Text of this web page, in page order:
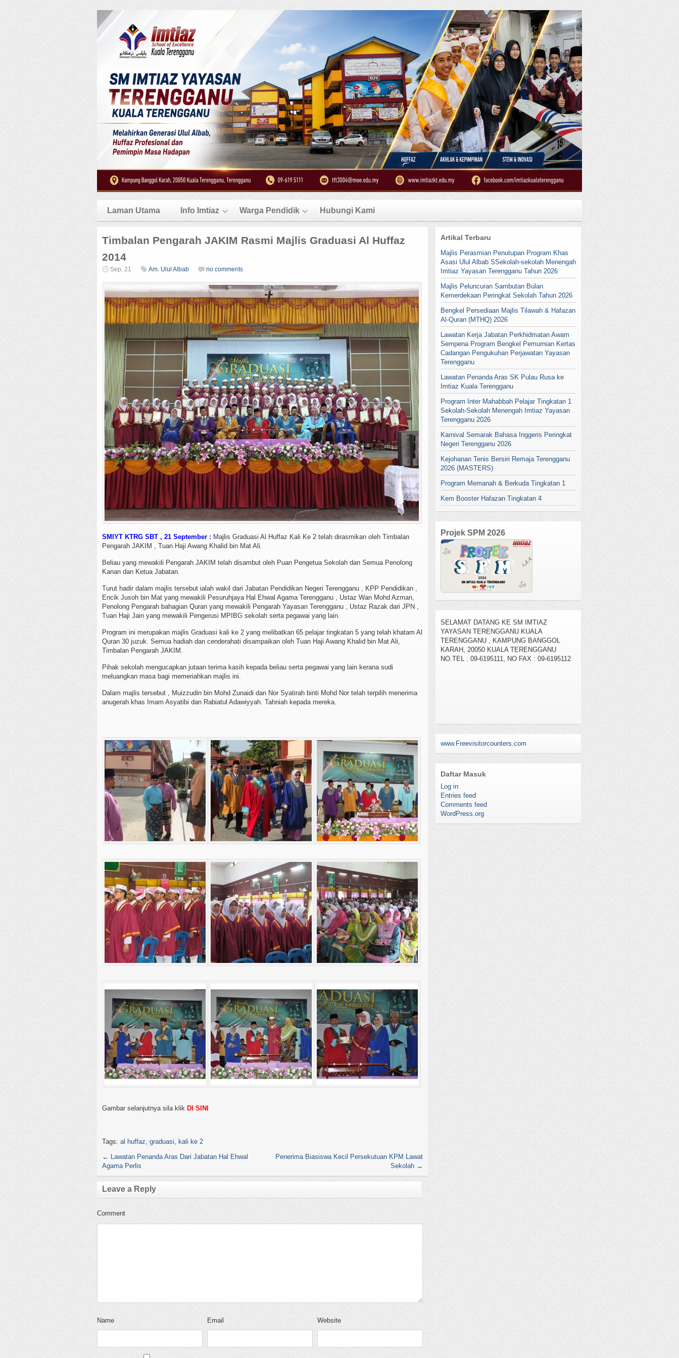
Laman Utama Info Imtiaz Warga Pendidik Hubungi Kami
Timbalan Pengarah JAKIM Rasmi Majlis Graduasi Al Huffaz
2014
Sep. 21 Am, Ulul Albab no comments
SMIYT KTRG SBT , 21 September : Majlis Graduasi Al Huffaz Kali Ke 2 telah dirasmikan oleh Timbalan
Pengarah JAKIM , Tuan Haji Awang Khalid bin Mat Ali.
Beliau yang mewakili Pengarah JAKIM telah disambut oleh Puan Pengetua Sekolah dan Semua Penolong
Kanan dan Ketua Jabatan.
Turut hadir dalam majlis tersebut ialah wakil dari Jabatan Pendidikan Negeri Terengganu , KPP Pendidikan ,
Encik Jusoh bin Mat yang mewakili Pesuruhjaya Hal Ehwal Agama Terengganu , Ustaz Wan Mohd Azman,
Penolong Pengarah bahagian Quran yang mewakili Pengarah Yayasan Terengganu , Ustaz Razak dari JPN ,
Tuan Haji Jain yang mewakili Pengerusi MPIBG sekolah serta pegawai yang lain.
Program ini merupakan majlis Graduasi kali ke 2 yang melibatkan 65 pelajar tingkatan 5 yang telah khatam Al
Quran 30 juzuk. Semua hadiah dan cenderahati disampaikan oleh Tuan Haji Awang Khalid bin Mat Ali,
Timbalan Pengarah JAKIM.
Pihak sekolah mengucapkan jutaan terima kasih kepada beliau serta pegawai yang lain kerana sudi
meluangkan masa bagi memeriahkan majlis ini.
Dalam majlis tersebut , Muizzudin bin Mohd Zunaidi dan Nor Syatirah binti Mohd Nor telah terpilih menerima
anugerah khas Imam Asyatibi dan Rabiatul Adawiyyah. Tahniah kepada mereka.
Gambar selanjutnya sila klik DI SINI
Tags: al huffaz graduasi kali ke 2
← Lawatan Penanda Aras Dari Jabatan Hal Ehwal
Agama Perlis
Penerima Biasiswa Kecil Persekutuan KPM Lawat
Sekolah →
Leave a Reply
Comment
Name Email Website
Artikal Terbaru
Majlis Perasmian Penutupan Program Khas
Asasi Ulul Albab SSekolah-sekolah Menengah
Imtiaz Yayasan Terengganu Tahun 2026
Majlis Peluncuran Sambutan Bulan
Kemerdekaan Peringkat Sekolah Tahun 2026
Bengkel Persediaan Majlis Tilawah & Hafazan
Al-Quran (MTHQ) 2026
Lawatan Kerja Jabatan Perkhidmatan Awam
Sempena Program Bengkel Pemurnian Kertas
Cadangan Pengukuhan Perjawatan Yayasan
Terengganu
Lawatan Penanda Aras SK Pulau Rusa ke
Imtiaz Kuala Terengganu
Program Inter Mahabbah Pelajar Tingkatan 1
Sekolah-Sekolah Menengah Imtiaz Yayasan
Terengganu 2026
Karnival Semarak Bahasa Inggeris Peringkat
Negeri Terengganu 2026
Kejohanan Tenis Bersiri Remaja Terengganu
2026 (MASTERS)
Program Memanah & Berkuda Tingkatan 1
Kem Booster Hafazan Tingkatan 4
Projek SPM 2026
SELAMAT DATANG KE SM IMTIAZ
KARAH, 20050 KUALA TERENGGANU
NO.TEL : 09-6195111, NO FAX : 09-6195112
www.Freevisitorcounters.com
Daftar Masuk
Log in
Entries feed
Comments feed
WordPress.org